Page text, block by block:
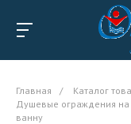
Главная / Каталог
Душевые ограждения на
ванну